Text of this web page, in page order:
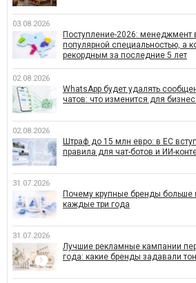
03.08.2026
Поступление-2026: менеджмент
популярной специальностью, а
рекордным за последние 5 лет
02.08.2026
WhatsApp будет удалять
чатов: что изменится для
02.08.2026
Штраф до 15 млн евро: в ЕС
правила для чат-ботов и ИИ-
31.07.2026
Почему крупные бренды больше
каждые три года
31.07.2026
Лучшие рекламные кампании
года: какие бренды задавали